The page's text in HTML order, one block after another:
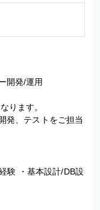
開発/運用
ります。
発、テストをご担当
験 ・基本設計/DB設